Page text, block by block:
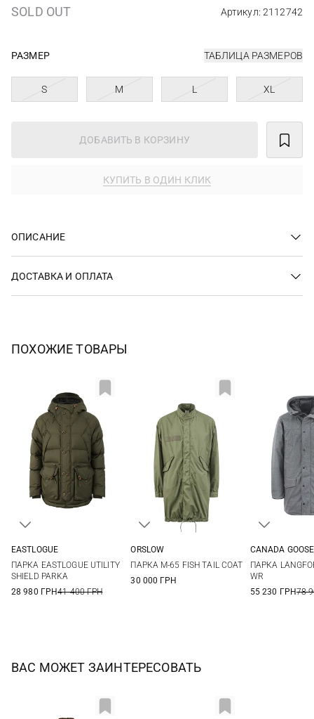
SOLD OUT Артикул: 2112742
РАЗМЕР ТАБЛИЦА РАЗМЕРОВ
S M L XL
ДОБАВИТЬ В КОРЗИНУ
КУПИТЬ В ОДИН КЛИК
ОПИСАНИЕ
ДОСТАВКА И ОПЛАТА
ПОХОЖИЕ ТОВАРЫ
EASTLOGUE
ПАРКА EASTLOGUE UTILITY
SHIELD PARKA
28 980 ГРН41 400 ГРН
ORSLOW
ПАРКА M-65 FISH TAIL COAT
30 000 ГРН
CANADA GOOSE
ПАРКА
WR
55 230 ГРН78
ВАС МОЖЕТ ЗАИНТЕРЕСОВАТЬ